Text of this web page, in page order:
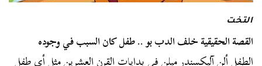
التخت
القصة الحقيقية خلف الدب بو .. طفل كان السبب في وجوده
الطفل ألن آليكسندر ميلن في بدايات القرن العشرين مثل أي طفل